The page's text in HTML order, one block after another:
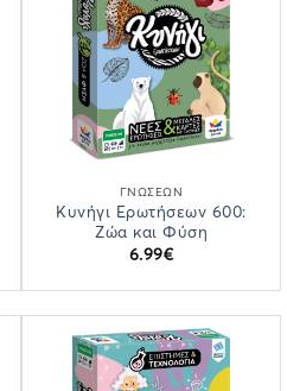
ΓΝΏΣΕΩΝ
Κυνήγι Ερωτήσεων 600:
Ζώα και Φύση
6.99€